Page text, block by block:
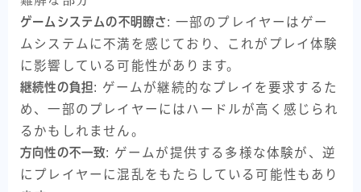
ゲームシステムの不明瞭さ: 一部のプレイヤーはゲー
ムシステムに不満を感じており、これがプレイ体験
に影響している可能性があります。
継続性の負担: ゲームが継続的なプレイを要求するた
め、一部のプレイヤーにはハードルが高く感じられ
るかもしれません。
方向性の不一致: ゲームが提供する多様な体験が、逆
にプレイヤーに混乱をもたらしている可能性もあり